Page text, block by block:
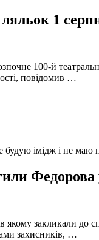
1
100-й
повідомив …
будую імідж і не
якому закликали до
захисників, …